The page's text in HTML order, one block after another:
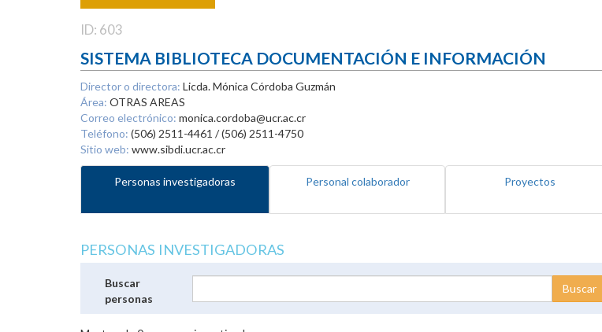
ID: 603
SISTEMA BIBLIOTECA DOCUMENTACIÓN E INFORMACIÓN
Director o directora: Licda. Mónica Córdoba Guzmán
Área: OTRAS AREAS
Correo electrónico: monica.cordoba@ucr.ac.cr
Teléfono: (506) 2511-4461 / (506) 2511-4750
Sitio web: www.sibdi.ucr.ac.cr
Personas investigadoras Personal colaborador Proyectos
PERSONAS INVESTIGADORAS
Buscar
personas